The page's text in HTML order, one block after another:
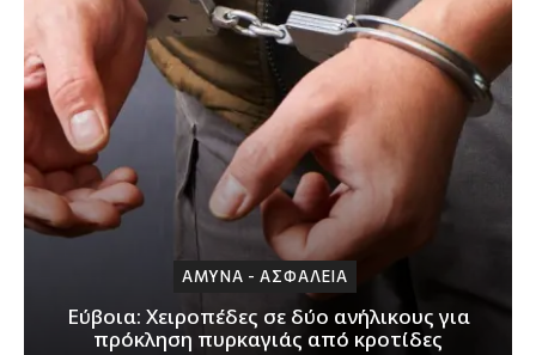
ΑΜΥΝΑ - ΑΣΦΑΛΕΙΑ
Εύβοια: Χειροπέδες σε δύο ανήλικους για
πρόκληση πυρκαγιάς από κροτίδες